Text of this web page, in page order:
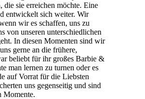
die sie erreichen möchte. Eine
entwickelt sich weiter. Wir
wir es schaffen, uns zu
von unseren unterschiedlichen
In diesen Momenten sind wir
gerne an die frühere,
beliebt für ihr großes Barbie &
man lernen zu turnen oder es
auf Vorrat für die Liebsten
uns gegenseitig und sind
Momente.